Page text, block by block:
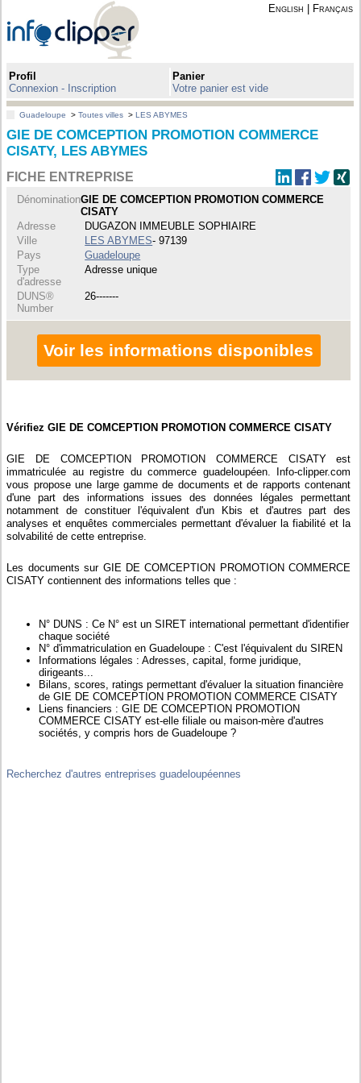
English Français
Profil
Connexion - Inscription
Panier
Votre panier est vide
Guadeloupe >Toutes villes >LES ABYMES
GIE DE COMCEPTION PROMOTION COMMERCE
CISATY, LES ABYMES
FICHE ENTREPRISE
DénominationGIE DE COMCEPTION PROMOTION COMMERCE
CISATY
Adresse
DUGAZON IMMEUBLE SOPHIAIRE
Ville
LES ABYMES- 97139
Pays
Guadeloupe
Type
d'adresse
Adresse unique
DUNS®
Number
26-------
Voir les informations disponibles
Vérifiez GIE DE COMCEPTION PROMOTION COMMERCE CISATY
GIE DE COMCEPTION PROMOTION COMMERCE CISATY est
immatriculée au registre du commerce guadeloupéen. Info-clipper.com
vous propose une large gamme de documents et de rapports contenant
d'une part des informations issues des données légales permettant
notamment de constituer l'équivalent d'un Kbis et d'autres part des
analyses et enquêtes commerciales permettant d'évaluer la fiabilité et la
solvabilité de cette entreprise.
Les documents sur GIE DE COMCEPTION PROMOTION COMMERCE
CISATY contiennent des informations telles que :
N° DUNS : Ce N° est un SIRET international permettant d'identifier
chaque société
N° d'immatriculation en Guadeloupe : C'est l'équivalent du SIREN
Informations légales : Adresses, capital, forme juridique,
dirigeants...
Bilans, scores, ratings permettant d'évaluer la situation financière
de GIE DE COMCEPTION PROMOTION COMMERCE CISATY
Liens financiers : GIE DE COMCEPTION PROMOTION
COMMERCE CISATY est-elle filiale ou maison-mère d'autres
sociétés, y compris hors de Guadeloupe ?
Recherchez d'autres entreprises guadeloupéennes